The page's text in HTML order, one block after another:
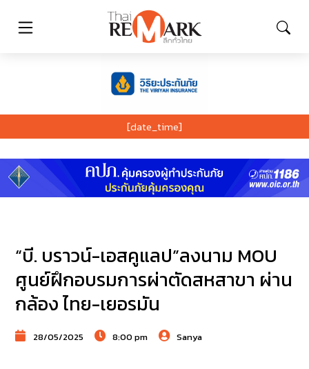
[date_time]
“บี. บราวน์-เอสคูแลป”ลงนาม MOU
ศูนย์ฝึกอบรมการผ่าตัดสหสาขา ผ่าน
กล้อง ไทย-เยอรมัน
28/05/2025 8:00 pm Sanya